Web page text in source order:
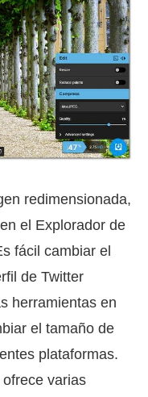
redimensionada,
el Explorador de
fácil cambiar el
de Twitter
herramientas en
el tamaño de
plataformas.
varias